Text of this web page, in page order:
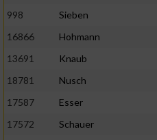
998
Sieben
16866
Hohmann
13691
Knaub
18781
Nusch
17587
Esser
17572
Schauer